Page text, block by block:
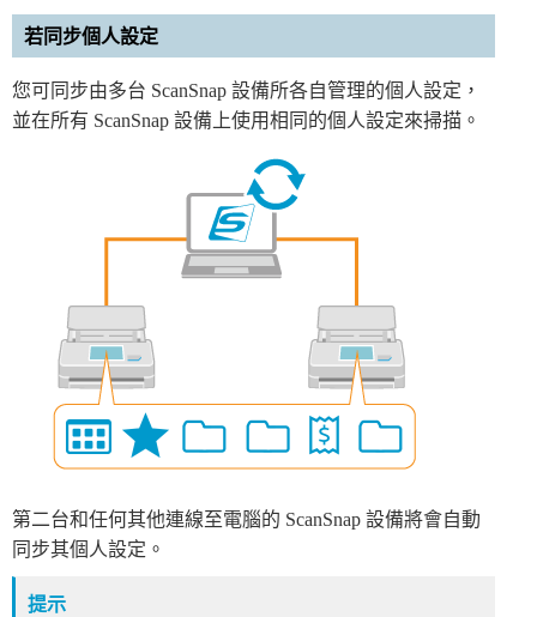
若同步個人設定
您可同步由多台 ScanSnap 設備所各自管理的個人設定，
並在所有 ScanSnap 設備上使用相同的個人設定來掃描。
第二台和任何其他連線至電腦的 ScanSnap 設備將會自動
同步其個人設定。
提示